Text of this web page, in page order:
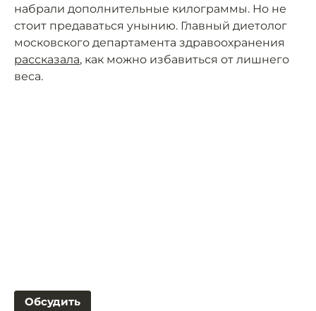
набрали дополнительные килограммы. Но не
стоит предаваться унынию. Главный диетолог
московского департамента здравоохранения
рассказала, как можно избавиться от лишнего
веса.
Обсудить